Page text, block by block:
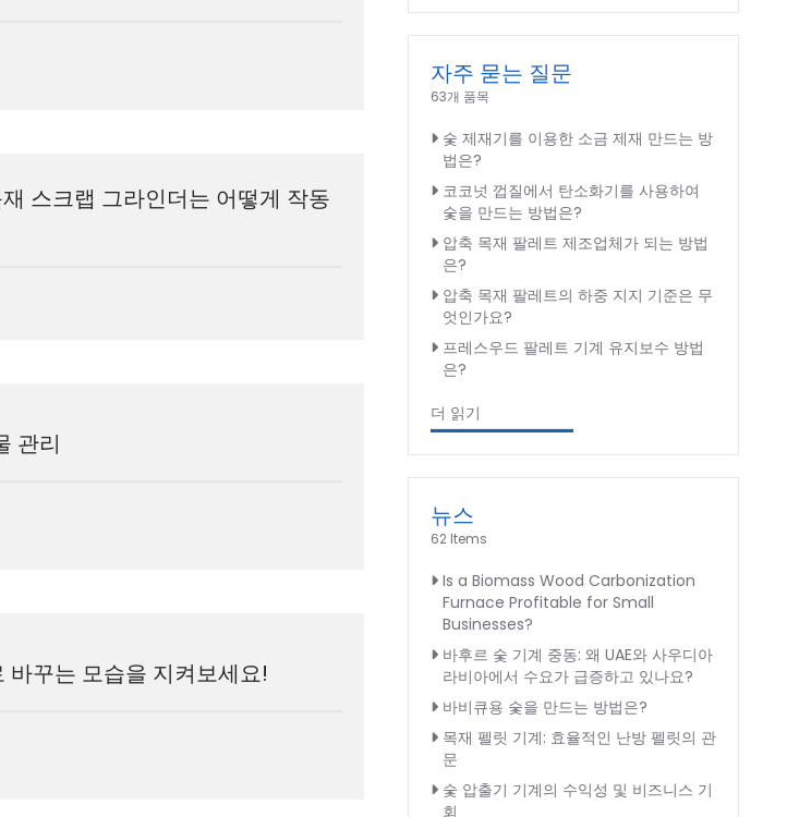
스크랩 그라인더는 어떻게 작동
관리
꾸는 모습을 지켜보세요!
자주 묻는 질문
63개 품목
숯 제재기를 이용한 소금 제재 만드는 방
법은?
코코넛 껍질에서 탄소화기를 사용하여
숯을 만드는 방법은?
압축 목재 팔레트 제조업체가 되는 방법
은?
압축 목재 팔레트의 하중 지지 기준은 무
엇인가요?
프레스우드 팔레트 기계 유지보수 방법
은?
더 읽기
뉴스
62 Items
Is a Biomass Wood Carbonization
Furnace Profitable for Small
Businesses?
바후르 숯 기계 중동: 왜 UAE와 사우디아
라비아에서 수요가 급증하고 있나요?
바비큐용 숯을 만드는 방법은?
목재 펠릿 기계: 효율적인 난방 펠릿의 관
문
숯 압출기 기계의 수익성 및 비즈니스 기
회